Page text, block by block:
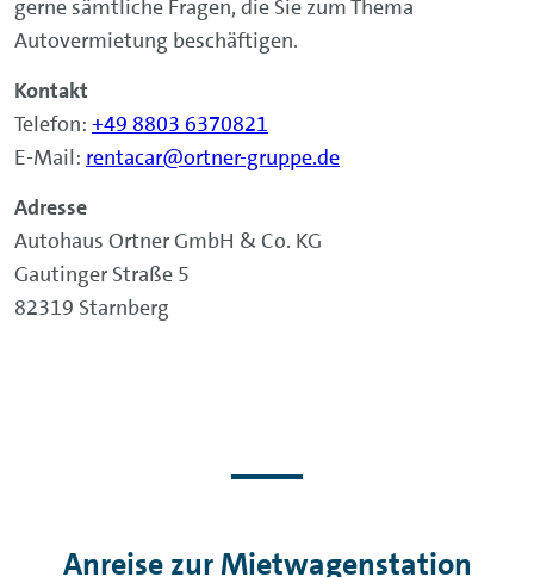
gerne sämtliche Fragen, die Sie zum Thema
Autovermietung beschäftigen.
Kontakt
Telefon: +49 8803 6370821
E-Mail: rentacar@ortner-gruppe.de
Adresse
Autohaus Ortner GmbH & Co. KG
Gautinger Straße 5
82319 Starnberg
Anreise zur Mietwagenstation